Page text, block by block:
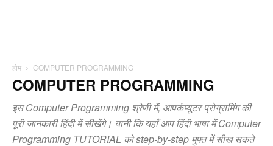
होम COMPUTER PROGRAMMING
COMPUTER PROGRAMMING
इस Computer Programming श्रेणी में, आपकंप्यूटर प्रोग्रामिंग की
पूरी जानकारी हिंदी में सीखेंगे। यानी कि यहाँ आप हिंदी भाषा में Computer
Programming TUTORIAL को step-by-step मुफ्त में सीख सकते